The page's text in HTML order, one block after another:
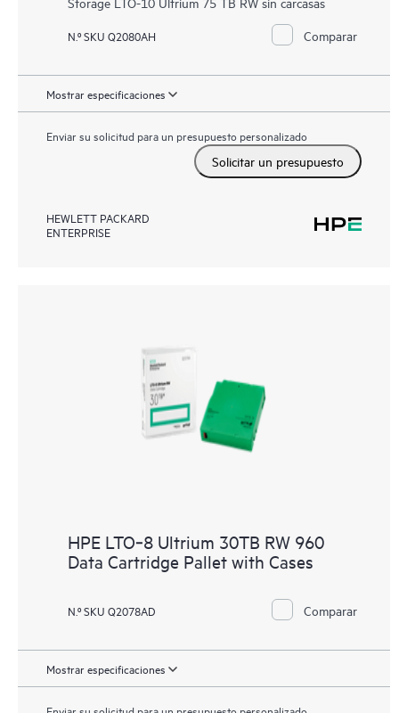
N.º SKU Q2080AH Comparar
Mostrar especificaciones
Enviar su solicitud para un presupuesto personalizado
Solicitar un presupuesto
HEWLETT PACKARD
ENTERPRISE
HPE LTO‑8 Ultrium 30TB RW 960
Data Cartridge Pallet with Cases
N.º SKU Q2078AD Comparar
Mostrar especificaciones